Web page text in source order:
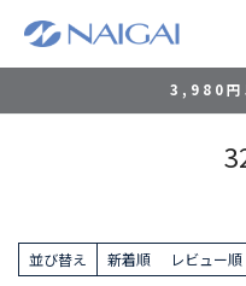
3,980円
並び替え 新着順 レビュー順